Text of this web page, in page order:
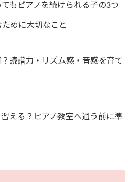
もピアノを続けられる子の3つ
めに大切なこと
読譜力・リズム感・音感を育て
える？ピアノ教室へ通う前に準